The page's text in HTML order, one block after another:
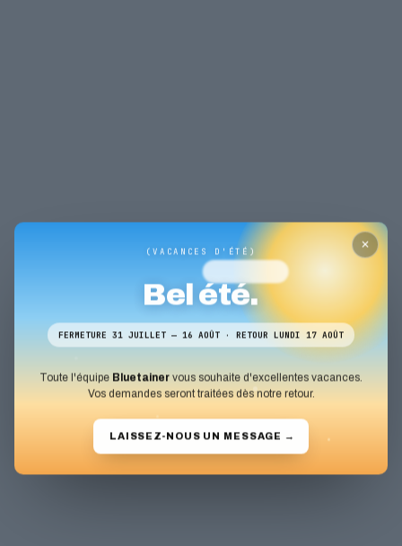
(VACANCES D'ÉTÉ)
Bel été.
FERMETURE 31 JUILLET — 16 AOÛT · RETOUR LUNDI 17 AOÛT
Toute l'équipe Bluetainer vous souhaite d'excellentes vacances.
Vos demandes seront traitées dès notre retour.
LAISSEZ-NOUS UN MESSAGE →
✕